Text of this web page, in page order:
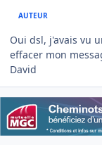
AUTEUR
Oui dsl, j'avais vu
effacer mon
David